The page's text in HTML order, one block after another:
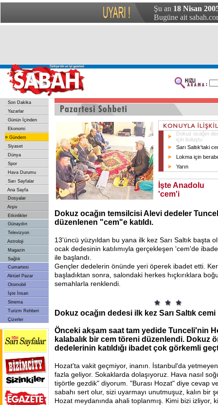
Şu an 18 Nisan
Bugüne ait
Son Dakika
Yazarlar
Günün İçinden
Ekonomi
» Gündem
Siyaset
Dünya
Spor
Hava Durumu
Sarı Sayfalar
Ana Sayfa
Dosyalar
Arşiv
Etkinlikler
Günaydın
Televizyon
Astroloji
Magazin
Sağlık
Cumartesi
Aktüel Pazar
Otomobil
İşte İnsan
Sinema
Turizm Rehberi
Çizerler
Dokuz ocağın
için buluştu
Sarı Saltık'taki
Lokma için
Yarın
İşte Anadolu
'cem'i
Dokuz ocağın temsilcisi Alevi dedeler
düzenlenen "cem"e katıldı.
13'üncü yüzyıldan bu yana ilk kez Sarı Saltık başta
ocak dedesinin katılımıyla gerçekleşen 'cem'de
ile başlandı.
Gençler dedelerin önünde yeri öperek ibadet etti.
başladıktan sonra, salondaki herkes hıçkırıklara
semahlarla renklendi.
Dokuz ocağın dedesi ilk kez Sarı Saltık
Önceki akşam saat tam yedide Tunceli'nin
kalabalık bir cem töreni düzenlendi. Dokuz
dedelerinin katıldığı ibadet çok görkemli
Hozat'ta vakit geçmiyor, inanın. İstanbul'da
fazla geliyor. Sokaklarda dolaşıyoruz. Hava nasıl
tişörtle gezdik" diyorum. "Burası Hozat" diye cevap
sabahı sert olur, sizi uyarmayı unutmuşuz, kalın bir
Hozat meydanında ahali toplanmış. Kimi bizi izliyor,